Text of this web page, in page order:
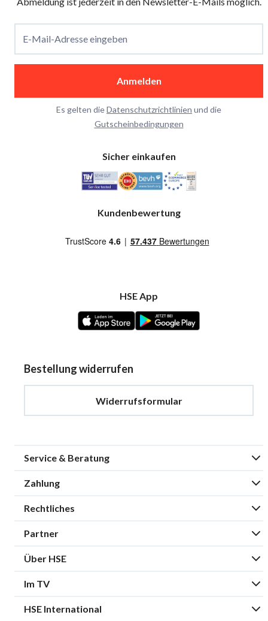
E-Mail-Adresse eingeben
Anmelden
Es gelten dieDatenschutzrichtlinien und die
Gutscheinbedingungen
Sicher einkaufen
Kundenbewertung
HSE App
Bestellung widerrufen
Widerrufsformular
Service & Beratung
Zahlung
Rechtliches
Partner
Über HSE
Im TV
HSE International